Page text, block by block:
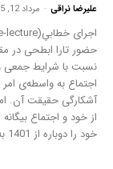
علیرضا نراقی - مرداد 12, 1405
حضور تارا ابطحی در
نسبت با شرایط
اجتماع به واسطه‌ی
آشکارگی حقیقت آن.
از خود و اجتماع
خود را دوباره از 1401 به بعد در جامعه ایران بازیابی می‌کند.